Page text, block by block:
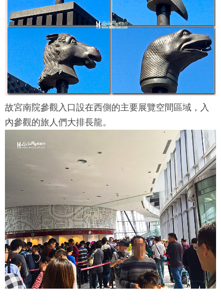
故宮南院參觀入口設在西側的主要展覽空間區域，入
內參觀的旅人們大排長龍。